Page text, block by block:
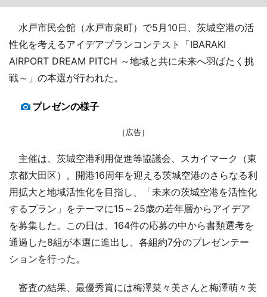
水戸市民会館（水戸市泉町）で5月10日、茨城空港の活
性化を考えるアイデアプランコンテスト「IBARAKI
AIRPORT DREAM PITCH ～地域と共に未来へ羽ばたく挑
戦～」の本選が行われた。
プレゼンの様子
［広告］
主催は、茨城空港利用促進等協議会、スカイマーク（東
京都大田区）。開港16周年を迎える茨城空港のさらなる利
用拡大と地域活性化を目指し、「未来の茨城空港を活性化
するプラン」をテーマに15～25歳の若年層からアイデア
を募集した。この日は、164件の応募の中から書類選考を
通過した8組が本選に進出し、各組約7分のプレゼンテー
ションを行った。
審査の結果、最優秀賞には梅澤菜々美さんと梅澤萌々美